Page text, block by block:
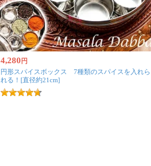
4,280 円
円形スパイスボックス 7種類のスパイスを入れら
れる！[直径約21cm]